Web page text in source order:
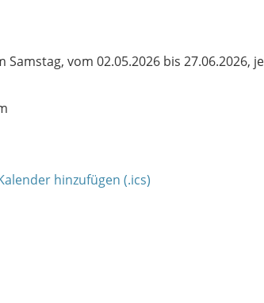
Samstag, vom 02.05.2026 bis 27.06.2026,
hinzufügen (.ics)